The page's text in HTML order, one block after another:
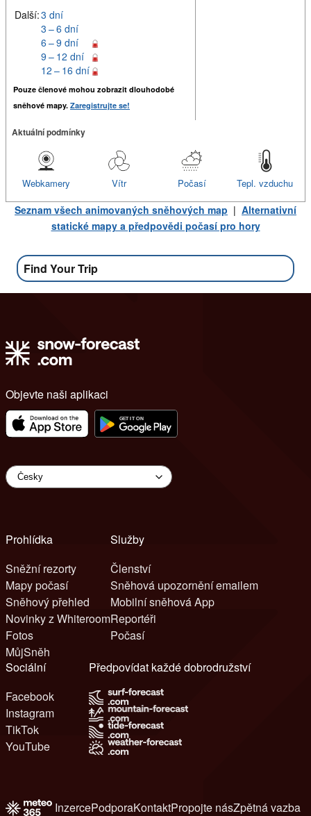
Další:3 dní
3 – 6 dní
6 – 9 dní
9 – 12 dní
12 – 16 dní
Pouze členové mohou zobrazit dlouhodobé
sněhové mapy. Zaregistrujte se!
Aktuální podmínky
Tepl. vzduchu
Počasí
Vítr
Webkamery
Seznam všech animovaných sněhových map | Alternativní
statické mapy a předpovědi počasí pro hory
Find Your Trip
Objevte naši aplikaci
Prohlídka
Sněžní rezorty
Mapy počasí
Sněhový přehled
Novinky z Whiteroom
Fotos
MůjSněh
Služby
Členství
Sněhová upozornění emailem
Mobilní sněhová App
Reportéři
Počasí
Sociální
Facebook
Instagram
TikTok
YouTube
Předpovídat každé dobrodružství
InzercePodporaKontaktPropojte násZpětná vazba